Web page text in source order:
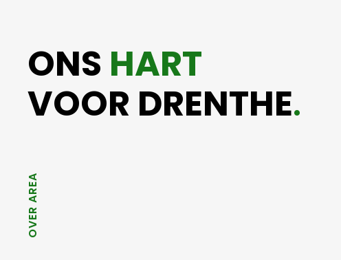
OVER AREA
ONS HART
VOOR DRENTHE.